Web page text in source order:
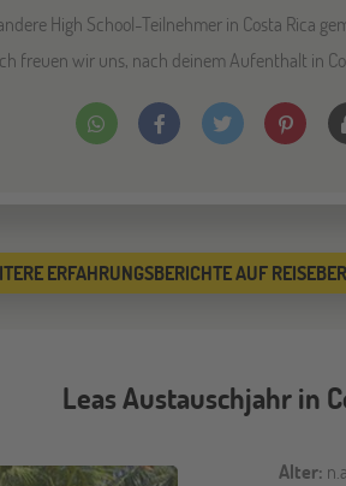
High School-Teilnehmer in Costa Rica
freuen wir uns, nach deinem Aufenthalt in
ERFAHRUNGSBERICHTE AUF
Leas Austauschjahr in
Alter: